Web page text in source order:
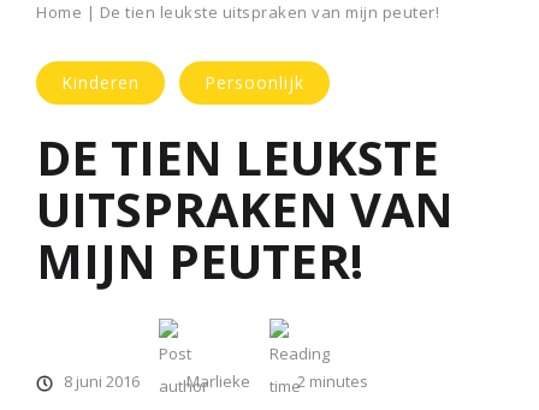
Home | De tien leukste uitspraken van mijn peuter!
Kinderen Persoonlijk
DE TIEN LEUKSTE
UITSPRAKEN VAN
MIJN PEUTER!
8 juni 2016 Marlieke 2 minutes